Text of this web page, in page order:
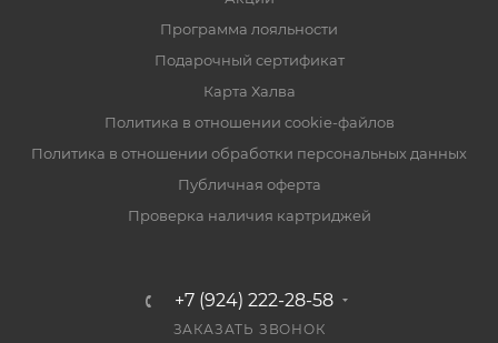
Программа лояльности
Подарочный сертификат
Карта Халва
Политика в отношении cookie-файлов
Политика в отношении обработки персональных данных
Публичная оферта
Проверка наличия картриджей
+7 (924) 222-28-58
ЗАКАЗАТЬ ЗВОНОК